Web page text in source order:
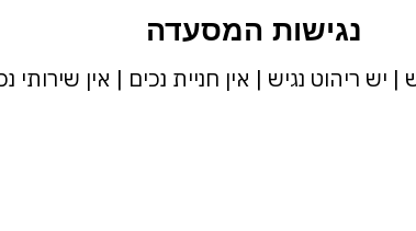
נגישות המסעדה
יש ריהוט נגיש | אין חניית נכים | אין